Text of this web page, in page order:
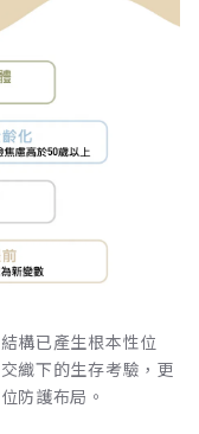
構已產生根本性位
織下的生存考驗，更
防護布局。